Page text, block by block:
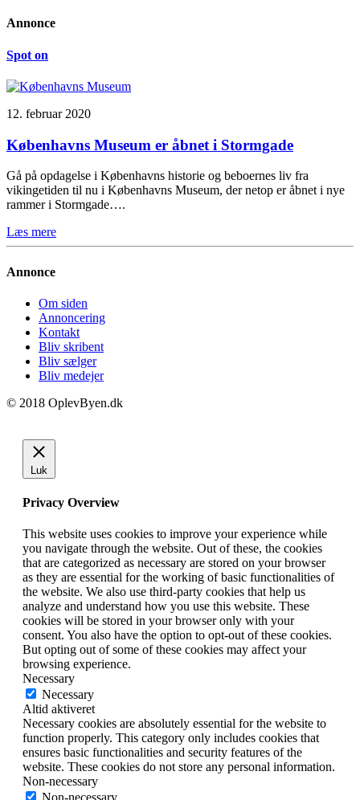
Annonce
Spot on
12. februar 2020
Københavns Museum er åbnet i Stormgade
Gå på opdagelse i Københavns historie og beboernes liv fra
vikingetiden til nu i Københavns Museum, der netop er åbnet i nye
rammer i Stormgade….
Læs mere
Annonce
Om siden
Annoncering
Kontakt
Bliv skribent
Bliv sælger
Bliv medejer
© 2018 OplevByen.dk
Luk
Privacy Overview
This website uses cookies to improve your experience while
you navigate through the website. Out of these, the cookies
that are categorized as necessary are stored on your browser
as they are essential for the working of basic functionalities of
the website. We also use third-party cookies that help us
analyze and understand how you use this website. These
cookies will be stored in your browser only with your
consent. You also have the option to opt-out of these cookies.
But opting out of some of these cookies may affect your
browsing experience.
Necessary
Necessary
Altid aktiveret
Necessary cookies are absolutely essential for the website to
function properly. This category only includes cookies that
ensures basic functionalities and security features of the
website. These cookies do not store any personal information.
Non-necessary